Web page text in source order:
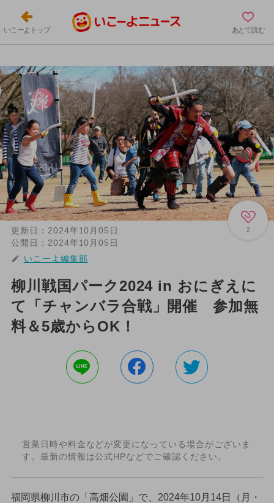
いこーよトップ あとで読む
2
更新日： 2024年10月05日
公開日： 2024年10月05日
いこーよ編集部
柳川戦国パーク2024 in おにぎえに
て「チャンバラ合戦」開催 参加無
料＆5歳からOK！
営業日時や料金などが変更になっている場合がございま
す。最新の情報は公式HPなどでご確認ください。
福岡県柳川市の「高畑公園」で、2024年10月14日（月・